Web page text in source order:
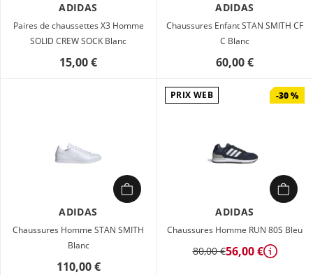
ADIDAS
Paires de chaussettes X3 Homme
SOLID CREW SOCK Blanc
15,00 €
ADIDAS
Chaussures Enfant STAN SMITH CF
C Blanc
60,00 €
ADIDAS
Chaussures Homme STAN SMITH
Blanc
110,00 €
PRIX WEB -30 %
ADIDAS
Chaussures Homme RUN 80S Bleu
80,00 €56,00 € Détails